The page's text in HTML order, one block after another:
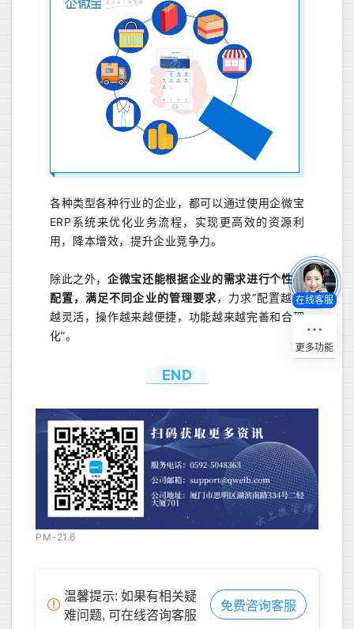
各种类型各种行业的企业，都可以通过使用企微宝
ERP系统来优化业务流程，实现更高效的资源利
用，降本增效，提升企业竞争力。
除此之外，企微宝还能根据企业的需求进行个性化
配置，满足不同企业的管理要求，力求“配置越来
越灵活，操作越来越便捷，功能越来越完善和合理
化”。
END
PM-21.6
温馨提示: 如果有相关疑
难问题, 可在线咨询客服
免费咨询客服
在线客服